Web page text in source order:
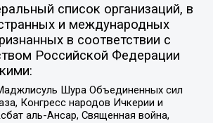
список организаций, в
и международных
в соответствии с
Российской Федерации
Шура Объединенных сил
Конгресс народов Ичкерии и
аль-Ансар, Священная война,